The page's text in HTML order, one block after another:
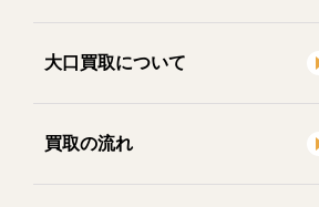
大口買取について
買取の流れ